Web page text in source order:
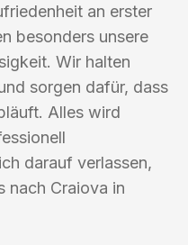
an erster
besonders unsere
Wir halten
sorgen dafür, dass
Alles wird
darauf verlassen,
nach Craiova in